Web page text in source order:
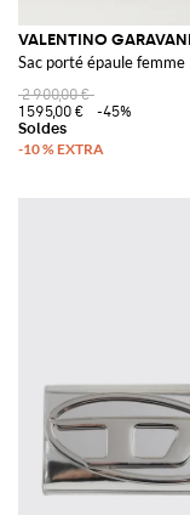
VALENTINO GARAVANI
Sac porté épaule femme
2 900,00 €
1 595,00 €
-45%